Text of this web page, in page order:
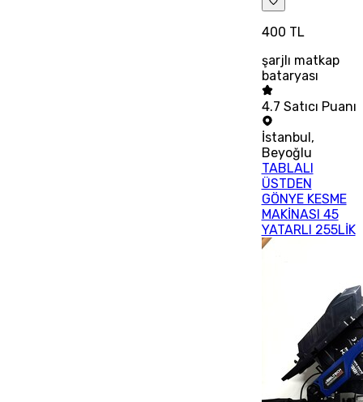
400 TL
şarjlı matkap
bataryası
4.7 Satıcı Puanı
İstanbul,
Beyoğlu
TABLALI
ÜSTDEN
GÖNYE KESME
MAKİNASI 45
YATARLI 255LİK